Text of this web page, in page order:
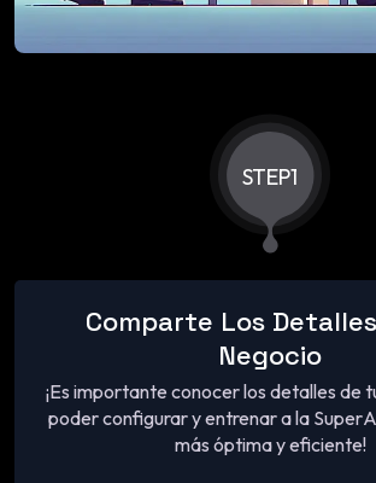
STEP1
Comparte Los
Negocio
¡Es importante conocer los detalles de
poder configurar y entrenar a la
más óptima y eficiente!